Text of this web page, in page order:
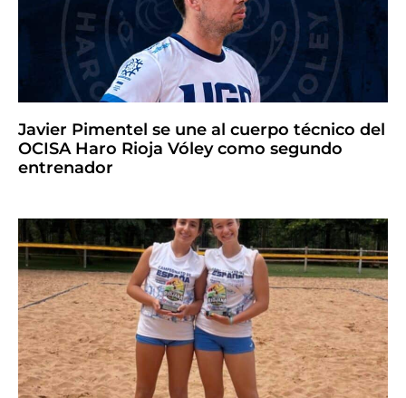
Javier Pimentel se une al cuerpo técnico del
OCISA Haro Rioja Vóley como segundo
entrenador